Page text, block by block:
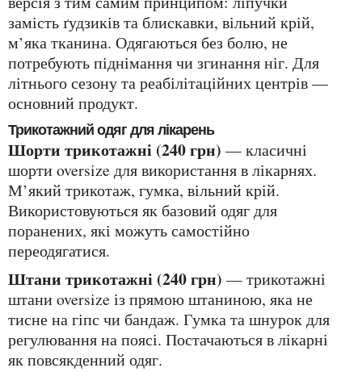
замість ґудзиків та блискавки, вільний крій,
м’яка тканина. Одягаються без болю, не
потребують піднімання чи згинання ніг. Для
літнього сезону та реабілітаційних центрів —
основний продукт.
Трикотажний одяг для лікарень
Шорти трикотажні (240 грн) — класичні
шорти oversize для використання в лікарнях.
М’який трикотаж, гумка, вільний крій.
Використовуються як базовий одяг для
поранених, які можуть самостійно
переодягатися.
Штани трикотажні (240 грн) — трикотажні
штани oversize із прямою штаниною, яка не
тисне на гіпс чи бандаж. Гумка та шнурок для
регулювання на поясі. Постачаються в лікарні
як повсякденний одяг.